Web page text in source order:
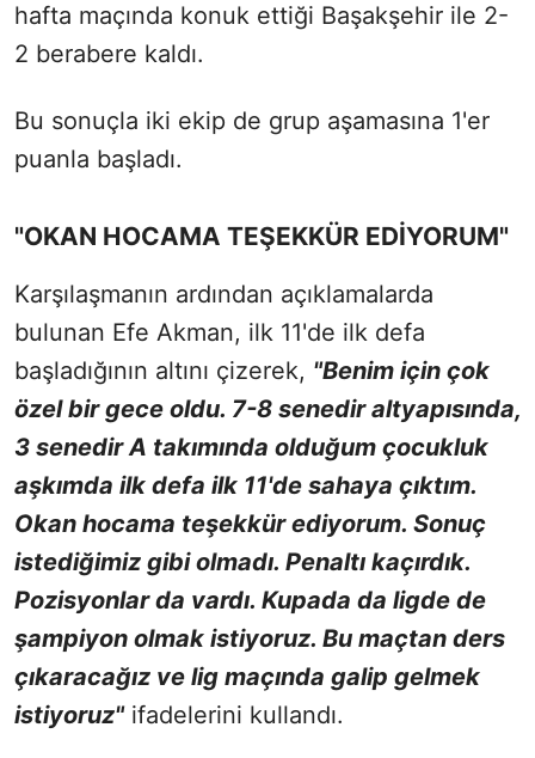
hafta maçında konuk ettiği Başakşehir ile 2-
2 berabere kaldı.
Bu sonuçla iki ekip de grup aşamasına 1'er
puanla başladı.
"OKAN HOCAMA TEŞEKKÜR EDİYORUM"
Karşılaşmanın ardından açıklamalarda
bulunan Efe Akman, ilk 11'de ilk defa
başladığının altını çizerek, "Benim için çok
özel bir gece oldu. 7-8 senedir altyapısında,
3 senedir A takımında olduğum çocukluk
aşkımda ilk defa ilk 11'de sahaya çıktım.
Okan hocama teşekkür ediyorum. Sonuç
istediğimiz gibi olmadı. Penaltı kaçırdık.
Pozisyonlar da vardı. Kupada da ligde de
şampiyon olmak istiyoruz. Bu maçtan ders
çıkaracağız ve lig maçında galip gelmek
istiyoruz"ifadelerini kullandı.